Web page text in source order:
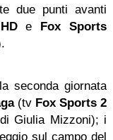
due punti avanti
e Fox Sports
seconda giornata
(tv Fox Sports 2
Giulia Mizzoni); i
sul campo del